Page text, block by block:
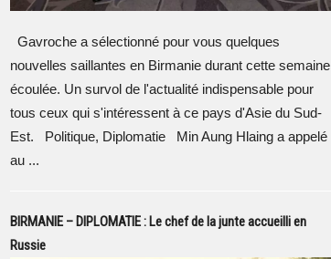
Gavroche a sélectionné pour vous quelques
nouvelles saillantes en Birmanie durant cette semaine
écoulée. Un survol de l'actualité indispensable pour
tous ceux qui s'intéressent à ce pays d'Asie du Sud-
Est. Politique, Diplomatie Min Aung Hlaing a appelé
au ...
BIRMANIE – DIPLOMATIE : Le chef de la junte accueilli en
Russie